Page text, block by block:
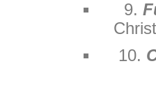
9.
10.